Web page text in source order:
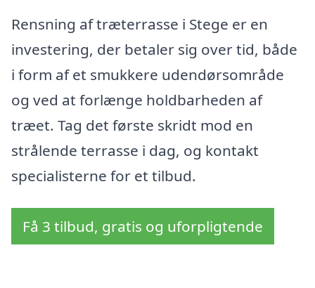
Rensning af træterrasse i Stege er en
investering, der betaler sig over tid, både
i form af et smukkere udendørsområde
og ved at forlænge holdbarheden af
træet. Tag det første skridt mod en
strålende terrasse i dag, og kontakt
specialisterne for et tilbud.
Få 3 tilbud, gratis og uforpligtende